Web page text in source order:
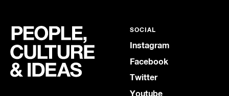
SOCIAL
Instagram
Facebook
Twitter
Youtube